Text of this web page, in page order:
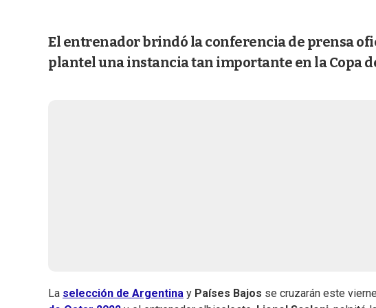
El entrenador brindó la conferencia de prensa
plantel una instancia tan importante en la Copa
La selección de Argentina y Países Bajos se cruzarán este